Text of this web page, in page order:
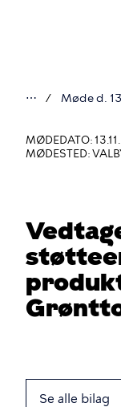
er
her
⋯ Møde d.
MØDEDATO:
MØDESTED:
Se alle bilag